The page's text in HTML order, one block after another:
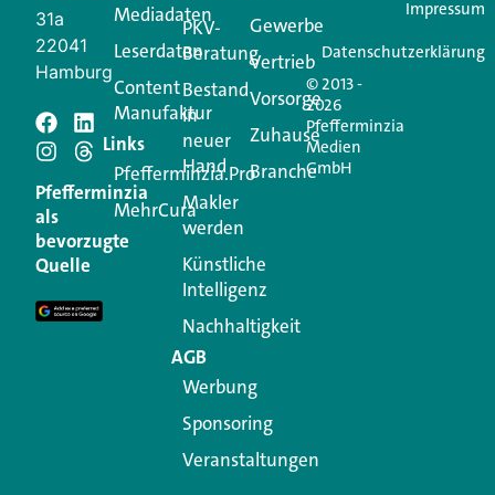
Schreiben Sie einen
Kommentar
Ihre E-Mail-Adresse wird nicht veröffentlicht.
Erforderliche Felder sind mit
Kommentar
31a
22041
Hamburg
Pfefferminzia
als
bevorzugte
Quelle
Mediadaten
Leserdaten
Content
Manufaktur
Links
Pfefferminzia.Pro
MehrCura
PKV-
Beratung
Bestand
in
neuer
Hand
Makler
werden
Künstliche
Intelligenz
Nachhaltigkeit
AGB
Werbung
Sponsoring
Veranstaltungen
Gewerbe
Vertrieb
Vorsorge
Zuhause
Branche
© 2013 -
2026
Pfefferminzia
Medien
GmbH
Impressum
Datenschutzerklärung